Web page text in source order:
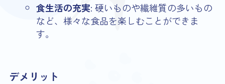
食生活の充実: 硬いものや繊維質の多いもの
など、様々な食品を楽しむことができま
す。
デメリット